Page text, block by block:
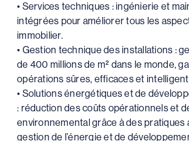
• Services techniques : ingénierie et
intégrées pour améliorer tous les
immobilier.
• Gestion technique des installations :
de 400 millions de m² dans le monde,
opérations sûres, efficaces et
• Solutions énergétiques et de
: réduction des coûts opérationnels et
environnemental grâce à des pratiques
gestion de l’énergie et de